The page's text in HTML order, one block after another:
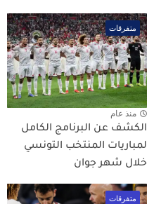
متفرقات
منذ عام
الكشف عن البرنامج الكامل
لمباريات المنتخب التونسي
خلال شهر جوان
متفرقات